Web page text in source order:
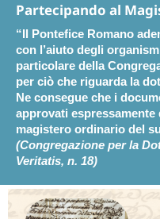
Partecipando al
“Il Pontefice Romano
con l’aiuto degli
particolare della
per ciò che riguarda la
Ne consegue che i
approvati espressamente
magistero ordinario del
(Congregazione per la
Veritatis, n. 18)
Integrità della
“Compito del Dicastero
il Romano Pontefice e i
in tutto il mondo,
della dottrina cattolica
deposito della fede e
profonda intelligenza di
(Francesco, Praedicate
Custodire e
“Custodire e
cattolica, dalla Licet ab
Evangelium (2022), è
diversi, la priorità del
anche quando la sua
Universale Inquisizione»
Manuel Fernández)